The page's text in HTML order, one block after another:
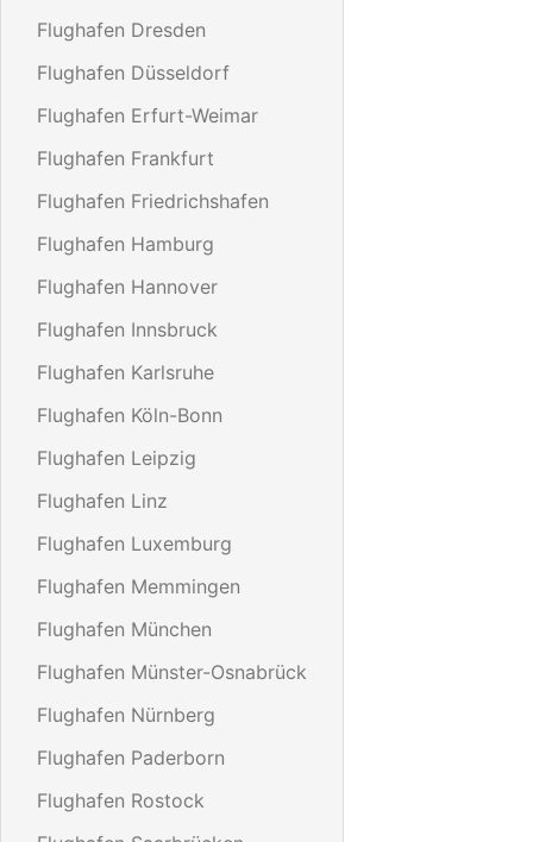
Flughafen Dresden
Flughafen Düsseldorf
Flughafen Erfurt-Weimar
Flughafen Frankfurt
Flughafen Friedrichshafen
Flughafen Hamburg
Flughafen Hannover
Flughafen Innsbruck
Flughafen Karlsruhe
Flughafen Köln-Bonn
Flughafen Leipzig
Flughafen Linz
Flughafen Luxemburg
Flughafen Memmingen
Flughafen München
Flughafen Münster-Osnabrück
Flughafen Nürnberg
Flughafen Paderborn
Flughafen Rostock